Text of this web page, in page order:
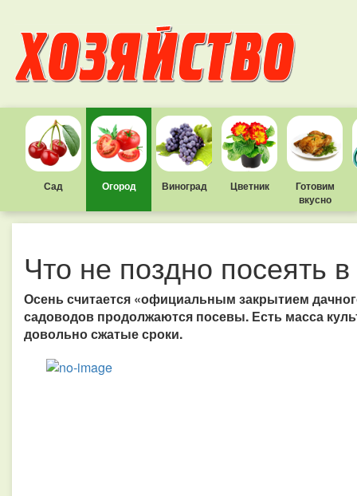
Сад Огород Виноград Цветник
Готовим
вкусно
Что не поздно посеять
Осень считается «официальным закрытием
садоводов продолжаются посевы. Есть масса
довольно сжатые сроки.